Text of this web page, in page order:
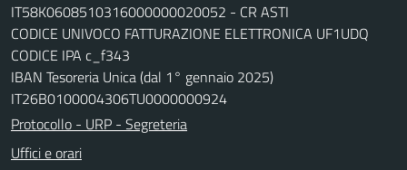
IT58K0608510316000000020052 - CR ASTI
CODICE UNIVOCO FATTURAZIONE ELETTRONICA UF1UDQ
CODICE IPA c_f343
IBAN Tesoreria Unica (dal 1° gennaio 2025)
IT26B0100004306TU0000000924
Protocollo - URP - Segreteria
Uffici e orari